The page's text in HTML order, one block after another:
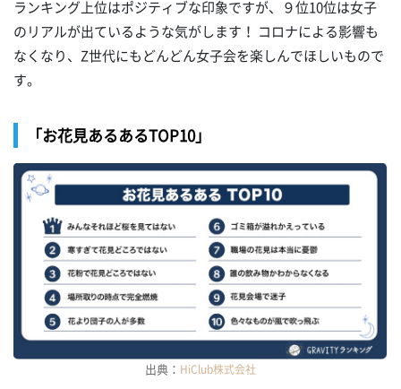
ランキング上位はポジティブな印象ですが、９位10位は女子
のリアルが出ているような気がします！ コロナによる影響も
なくなり、Z世代にもどんどん女子会を楽しんでほしいもので
す。
「お花見あるあるTOP10」
出典： HiClub株式会社